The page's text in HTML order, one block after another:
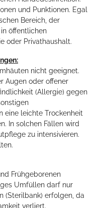
und Punktionen. Egal
Bereich, der
öffentlichen
oder Privathaushalt.
nicht geeignet.
Augen oder offener
(Allergie) gegen
eine leichte Trockenheit
In solchen Fällen wird
zu intensivieren.
Frühgeborenen
Umfüllen darf nur
(Sterilbank) erfolgen, da
verliert.